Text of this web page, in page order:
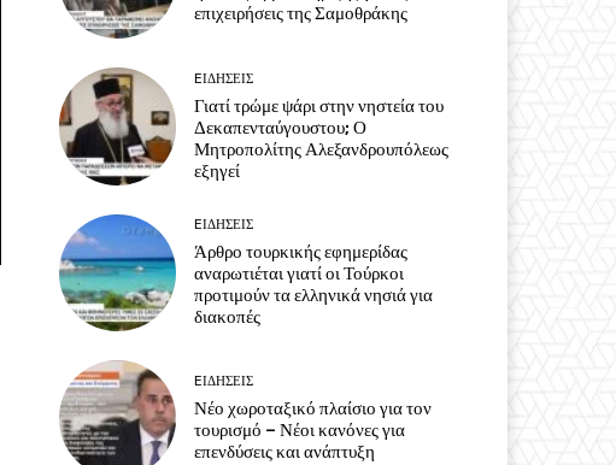
επιχειρήσεις της Σαμοθράκης
EΙΔΗΣΕΙΣ
Γιατί τρώμε ψάρι στην νηστεία του
Δεκαπενταύγουστου; Ο
Μητροπολίτης Αλεξανδρουπόλεως
εξηγεί
EΙΔΗΣΕΙΣ
Άρθρο τουρκικής εφημερίδας
αναρωτιέται γιατί οι Τούρκοι
προτιμούν τα ελληνικά νησιά για
διακοπές
EΙΔΗΣΕΙΣ
Νέο χωροταξικό πλαίσιο για τον
τουρισμό – Νέοι κανόνες για
επενδύσεις και ανάπτυξη